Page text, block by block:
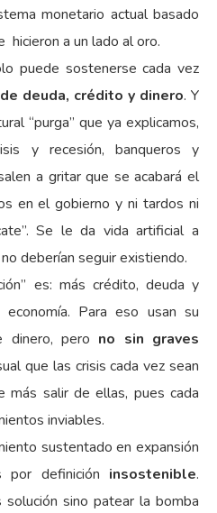
monetario actual basado
hicieron a un lado al oro.
puede sostenerse cada vez
deuda, crédito y dinero. Y
“purga” que ya explicamos,
y recesión, banqueros y
a gritar que se acabará el
en el gobierno y ni tardos ni
Se le da vida artificial a
deberían seguir existiendo.
es: más crédito, deuda y
economía. Para eso usan su
dinero, pero no sin graves
que las crisis cada vez sean
más salir de ellas, pues cada
inviables.
sustentado en expansión
por definición insostenible.
solución sino patear la bomba